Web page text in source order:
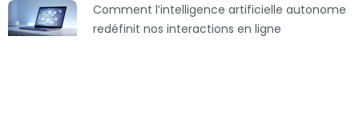
Comment l’intelligence artificielle autonome
redéfinit nos interactions en ligne